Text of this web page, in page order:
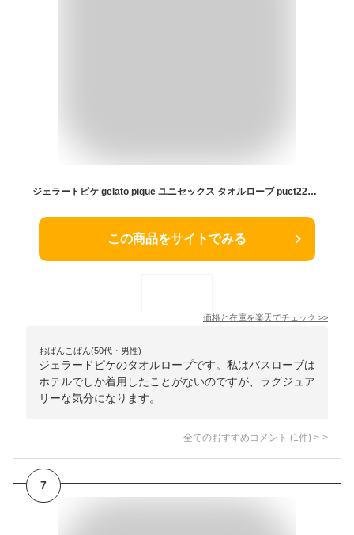
ジェラートピケ gelato pique ユニセックス タオルローブ puct229123 ガウン バスローブ レディース メンズ 男女兼用 ルームウェアー 部屋着 プレゼントにオススメ セレクトショップムー
この商品をサイトでみる
価格と在庫を楽天でチェック >>
おぱんこぱん(50代・男性)
ジェラードピケのタオルロープです。私はバスローブは
ホテルでしか着用したことがないのですが、ラグジュア
リーな気分になります。
全てのおすすめコメント (1 件) >
7